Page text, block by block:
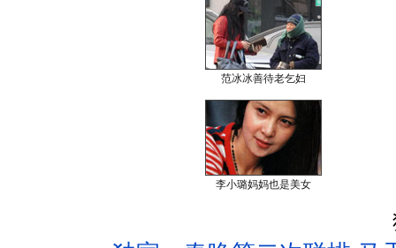
范冰冰善待老乞妇
李小璐妈妈也是美女